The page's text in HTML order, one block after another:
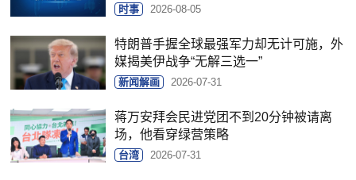
时事 2026-08-05
特朗普手握全球最强军力却无计可施，外
媒揭美伊战争“无解三选一”
新闻解画 2026-07-31
蒋万安拜会民进党团不到20分钟被请离
场，他看穿绿营策略
台湾 2026-07-31